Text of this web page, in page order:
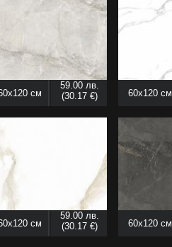
см
59.00 лв.
(30.17 €)
60x120 см
см
59.00 лв.
(30.17 €)
60x120 см